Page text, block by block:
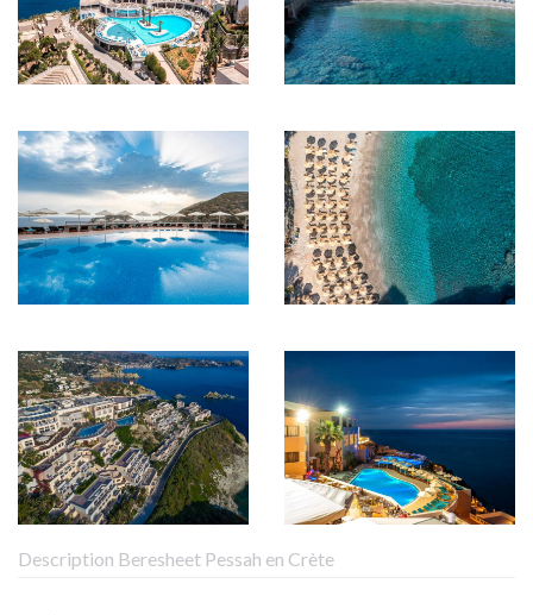
Description Beresheet Pessah en Crète